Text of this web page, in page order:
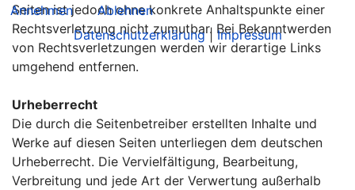
Seiten ist jedoch ohne konkrete Anhaltspunkte einer
Rechtsverletzung nicht zumutbar. Bei Bekanntwerden
von Rechtsverletzungen werden wir derartige Links
umgehend entfernen.
Urheberrecht
Die durch die Seitenbetreiber erstellten Inhalte und
Werke auf diesen Seiten unterliegen dem deutschen
Urheberrecht. Die Vervielfältigung, Bearbeitung,
Verbreitung und jede Art der Verwertung außerhalb
Annehmen
Ablehnen
Datenschutzerklärung| Impressum